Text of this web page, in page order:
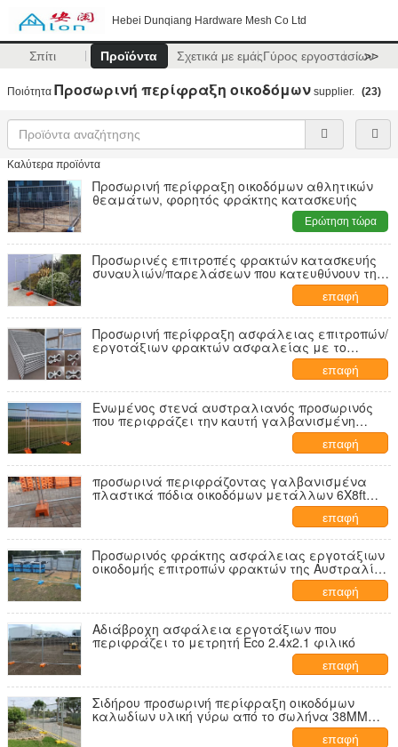
Hebei Dunqiang Hardware Mesh Co Ltd
Σπίτι Προϊόντα Σχετικά με εμάςΓύρος εργοστασίων
>>
Ποιότητα Προσωρινή περίφραξη οικοδόμων supplier. (23)
Καλύτερα προϊόντα
Προσωρινή περίφραξη οικοδόμων αθλητικών
θεαμάτων, φορητός φράκτης κατασκευής
Ερώτηση τώρα
Προσωρινές επιτροπές φρακτών κατασκευής
συναυλιών/παρελάσεων που κατευθύνουν τη
επαφή
Προσωρινή περίφραξη ασφάλειας επιτροπών/
εργοτάξιων φρακτών ασφαλείας με το
επαφή
Ενωμένος στενά αυστραλιανός προσωρινός
που περιφράζει την καυτή γαλβανισμένη
φορητή προσωρινή περίφραξη περιοχών
επαφή
προσωρινά περιφράζοντας γαλβανισμένα
πλαστικά πόδια οικοδόμων μετάλλων 6X8ft
επαφή
Προσωρινός φράκτης ασφάλειας εργοτάξιων
οικοδομής επιτροπών φρακτών της Αυστραλίας
επαφή
Αδιάβροχη ασφάλεια εργοτάξιων που
περιφράζει το μετρητή Eco 2.4x2.1 φιλικό
επαφή
Σιδήρου προσωρινή περίφραξη οικοδόμων
καλωδίων υλική γύρω από το σωλήνα 38MM
πλαισίων μέγεθος πλέγματος 60X150MM
επαφή